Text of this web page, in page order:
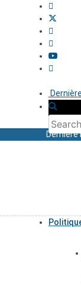
Dernière